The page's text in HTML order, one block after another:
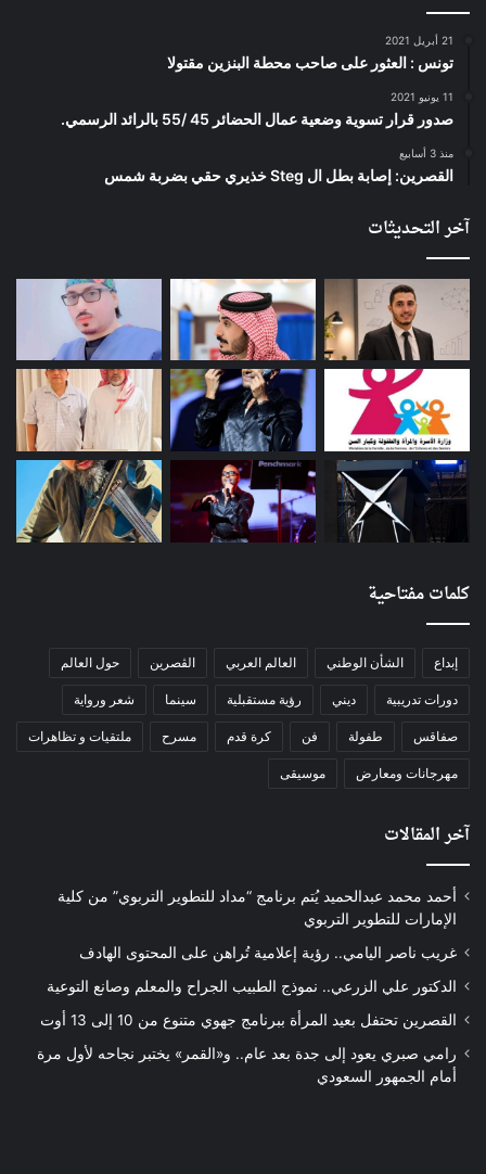
21 أبريل 2021
تونس : العثور على صاحب محطة البنزين مقتولا
11 يونيو 2021
صدور قرار تسوية وضعية عمال الحضائر 45 /55 بالرائد الرسمي.
منذ 3 أسابيع
القصرين: إصابة بطل ال Steg خذيري حقي بضربة شمس
آخر التحديثات
كلمات مفتاحية
إبداع الشأن الوطني العالم العربي الڨصرين حول العالم
دورات تدريبية ديني رؤية مستقبلية سينما شعر ورواية
صفاقس طفولة فن كرة قدم مسرح ملتقيات و تظاهرات
مهرجانات ومعارض موسيقى
آخر المقالات
أحمد محمد عبدالحميد يُتم برنامج “مداد للتطوير التربوي” من كلية
الإمارات للتطوير التربوي
غريب ناصر اليامي.. رؤية إعلامية تُراهن على المحتوى الهادف
الدكتور علي الزرعي.. نموذج الطبيب الجراح والمعلم وصانع التوعية
القصرين تحتفل بعيد المرأة ببرنامج جهوي متنوع من 10 إلى 13 أوت
رامي صبري يعود إلى جدة بعد عام.. و«القمر» يختبر نجاحه لأول مرة
أمام الجمهور السعودي